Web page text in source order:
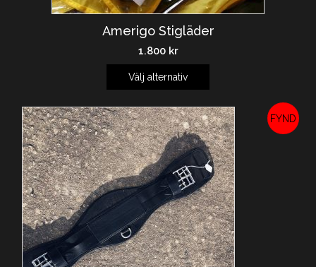
Amerigo Stigläder
1.800 kr
Välj alternativ